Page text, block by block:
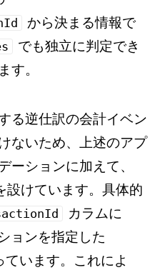
から決まる情報で
でも独立に判定でき
す。
る逆仕訳の会計イベン
ないため、上述のアプ
ーションに加えて、
設けています。具体的
カラムに
ョンを指定した
います。これによ